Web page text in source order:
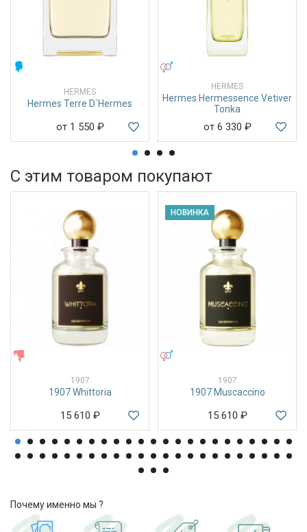
HERMES
Hermes Terre D`Hermes
от 1 550 ₽
HERMES
Hermes Hermessence Vetiver
Tonka
от 6 330 ₽
С этим товаром покупают
1907
1907 Whittoria
15 610 ₽
НОВИНКА
1907
1907 Muscaccino
15 610 ₽
Почему именно мы ?